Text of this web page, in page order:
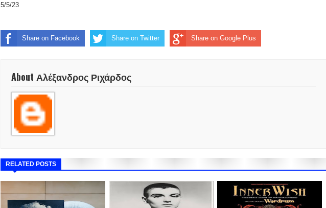
5/5/23
Share on Facebook Share on Twitter Share on Google Plus
About Αλέξανδρος Ριχάρδος
RELATED POSTS